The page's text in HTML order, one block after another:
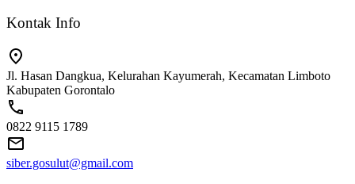
Kontak Info
Jl. Hasan Dangkua, Kelurahan Kayumerah, Kecamatan Limboto
Kabupaten Gorontalo
0822 9115 1789
siber.gosulut@gmail.com